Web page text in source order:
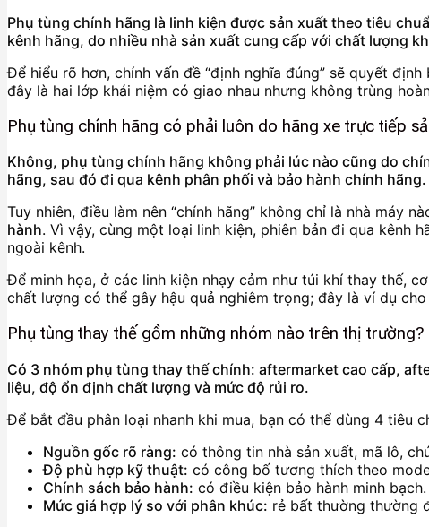
Phụ tùng chính hãng là linh kiện được sản xuất theo tiêu
kênh hãng, do nhiều nhà sản xuất cung cấp với chất lượng
Để hiểu rõ hơn, chính vấn đề “định nghĩa đúng” sẽ quyết
đây là hai lớp khái niệm có giao nhau nhưng không trùng
Phụ tùng chính hãng có phải luôn do hãng xe trực tiếp
Không, phụ tùng chính hãng không phải lúc nào cũng do
hãng, sau đó đi qua kênh phân phối và bảo hành chính hãng.
Tuy nhiên, điều làm nên “chính hãng” không chỉ là nhà máy
hành. Vì vậy, cùng một loại linh kiện, phiên bản đi qua kênh
ngoài kênh.
Để minh họa, ở các linh kiện nhạy cảm như túi khí thay thế,
chất lượng có thể gây hậu quả nghiêm trọng; đây là ví dụ
Phụ tùng thay thế gồm những nhóm nào trên thị trường?
Có 3 nhóm phụ tùng thay thế chính: aftermarket cao cấp,
liệu, độ ổn định chất lượng và mức độ rủi ro.
Để bắt đầu phân loại nhanh khi mua, bạn có thể dùng 4 tiêu
Nguồn gốc rõ ràng: có thông tin nhà sản xuất, mã lô,
Độ phù hợp kỹ thuật: có công bố tương thích theo
Chính sách bảo hành: có điều kiện bảo hành minh bạch.
Mức giá hợp lý so với phân khúc: rẻ bất thường thường